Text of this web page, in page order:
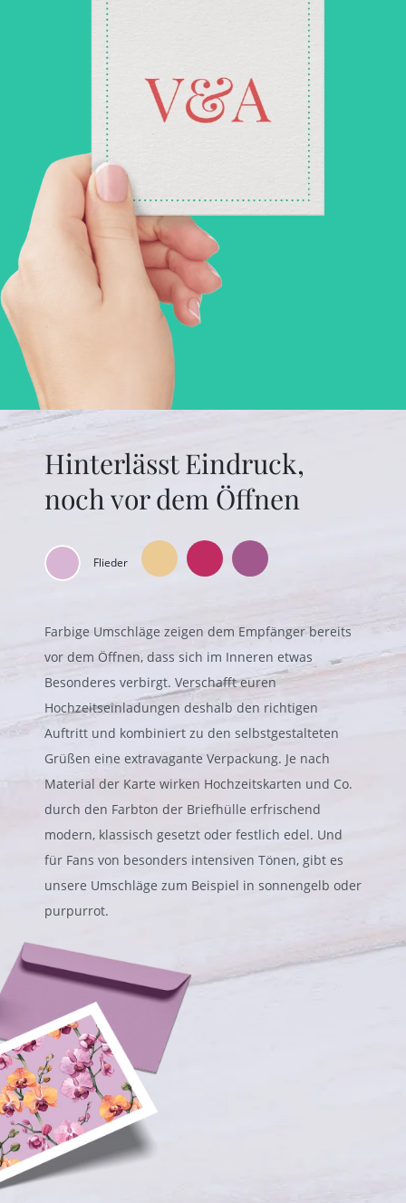
Hinterlässt Eindruck,
noch vor dem Öffnen
Flieder
Farbige Umschläge zeigen dem Empfänger bereits
vor dem Öffnen, dass sich im Inneren etwas
Besonderes verbirgt. Verschafft euren
Hochzeitseinladungen deshalb den richtigen
Auftritt und kombiniert zu den selbstgestalteten
Grüßen eine extravagante Verpackung. Je nach
Material der Karte wirken Hochzeitskarten und Co.
durch den Farbton der Briefhülle erfrischend
modern, klassisch gesetzt oder festlich edel. Und
für Fans von besonders intensiven Tönen, gibt es
unsere Umschläge zum Beispiel in sonnengelb oder
purpurrot.